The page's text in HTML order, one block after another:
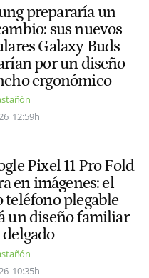
prepararía un
sus nuevos
Galaxy Buds
por un diseño
ergonómico
12:59h
Pixel 11 Pro Fold
en imágenes: el
teléfono plegable
un diseño familiar
10:35h